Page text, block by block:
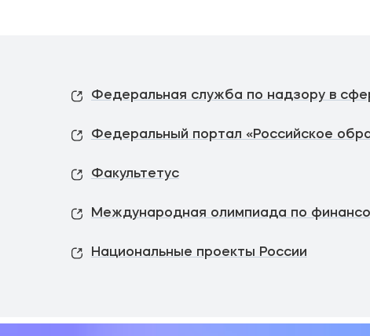
Федеральный портал «Российское
Факультетус
Международная олимпиада по
Национальные проекты России